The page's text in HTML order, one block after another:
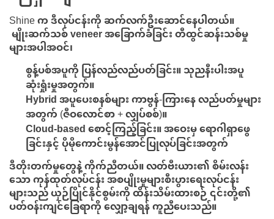
Shine က ဒီလုပ်ငန်းကို ဆက်လက်ဦးဆောင်နေပါတယ်။
မျိုးဆက်သစ် veneer အခြောက်ခံခြင်း တီထွင်ဆန်းသစ်မှု
များအပါအဝင်၊
စွန့်ပစ်အပူကို ပြန်လည်လည်ပတ်ခြင်း။သုညနီးပါးအပူ
ဆုံးရှုံးမှုအတွက်။
Hybrid အပူပေးစနစ်များကာဗွန်-ကြားနေ လည်ပတ်မှုများ
အတွက် (ဇီဝလောင်စာ + လျှပ်စစ်)။
Cloud-based စောင့်ကြည့်ခြင်း။အဝေးမှ ရောဂါရှာဖွေ
ခြင်းနှင့် ပိုမိုကောင်းမွန်အောင်ပြုလုပ်ခြင်းအတွက်
ဒီတိုးတက်မှုတွေနဲ့ ကိုက်ညီတယ်။လတ်ဗီးယား၏ စိမ်းလန်း
သော ကုန်ထုတ်လုပ်ငန်း အစပျိုးမှုများစီးပွားရေးလုပ်ငန်း
များသည် ယှဉ်ပြိုင်နိုင်စွမ်းကို ထိန်းသိမ်းထားစဉ် ၎င်းတို့၏
ပတ်ဝန်းကျင်ခြေရာကို လျှော့ချရန် ကူညီပေးသည်။